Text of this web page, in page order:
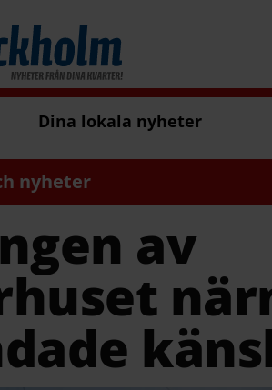
Dina lokala nyheter
nyheter
av